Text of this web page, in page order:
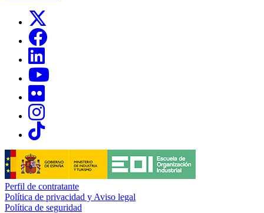
Links, Opens in this window
Links, Opens in this window
Links, Opens in this window
Links, Opens in this window
Links, Opens in this window
Perfil de contratante
Política de privacidad y Aviso legal
Política de seguridad